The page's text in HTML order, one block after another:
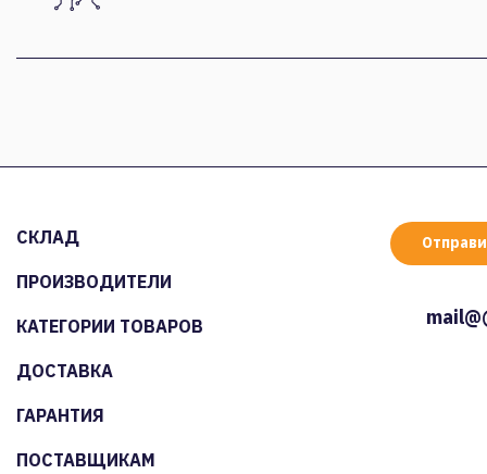
СКЛАД
ПРОИЗВОДИТЕЛИ
КАТЕГОРИИ ТОВАРОВ
ДОСТАВКА
ГАРАНТИЯ
ПОСТАВЩИКАМ